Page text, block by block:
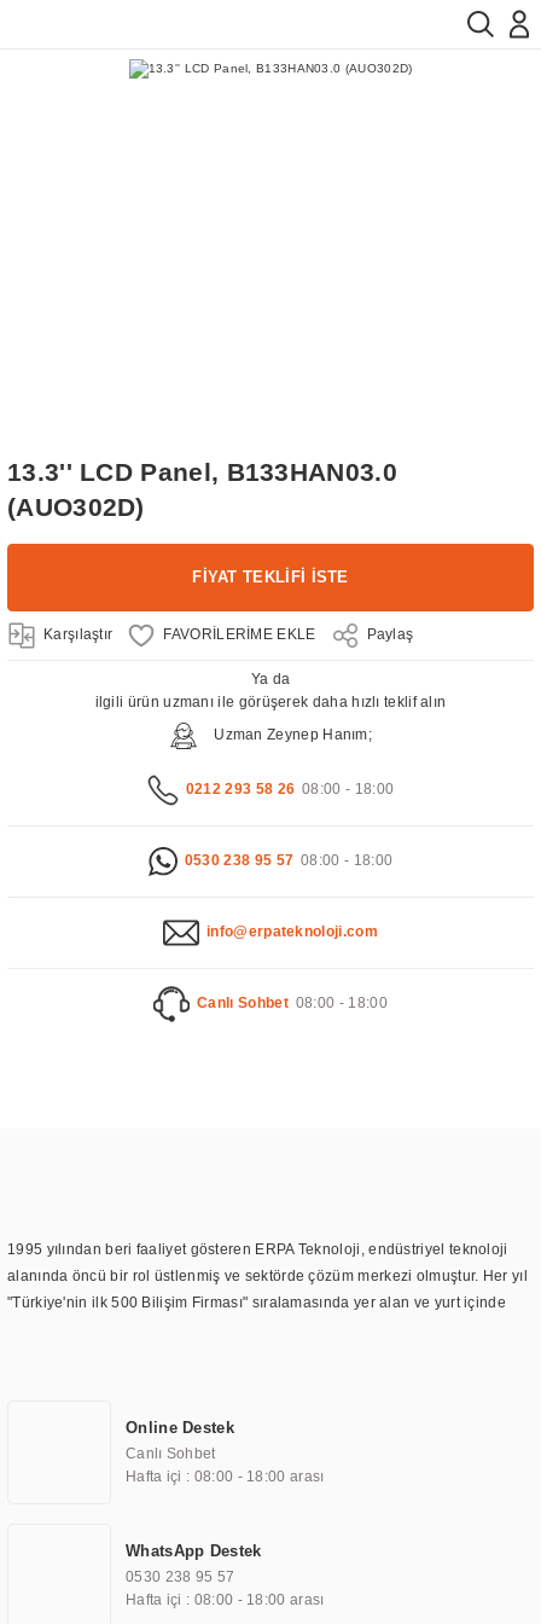
13.3'' LCD Panel, B133HAN03.0
(AUO302D)
FİYAT TEKLİFİ İSTE
Karşılaştır Paylaş
Ya da
ilgili ürün uzmanı ile görüşerek daha hızlı teklif alın
Uzman Zeynep Hanım;
0212 293 58 26 08:00 - 18:00
0530 238 95 57 08:00 - 18:00
info@erpateknoloji.com
Canlı Sohbet 08:00 - 18:00
1995 yılından beri faaliyet gösteren ERPA Teknoloji, endüstriyel teknoloji
alanında öncü bir rol üstlenmiş ve sektörde çözüm merkezi olmuştur. Her yıl
"Türkiye'nin ilk 500 Bilişim Firması" sıralamasında yer alan ve yurt içinde
TOCHI markası altında kendi ürettiği ürünlerde kullanmıştır. Günümüzde
TOCHI; videowall, digital signage, kiosk, totem, akıllı durak ekranı, araç içi
ekran, asansör ekranı, digital menüboard, marin ekran, medikal ekran,
ekranları, endüstriyel ekranlar, kapı önü bilgi ekranları, panel PC,
endüstriyel Panel PC, mini PC, endüstriyel mini PC ve akıllı bina sistemleri
gibi çözümleri 4.5" ile 110” boyutları arasında üretebilirken, ayrıca standart
Online Destek
Canlı Sohbet
Hafta içi : 08:00 - 18:00 arası
WhatsApp Destek
0530 238 95 57
Hafta içi : 08:00 - 18:00 arası